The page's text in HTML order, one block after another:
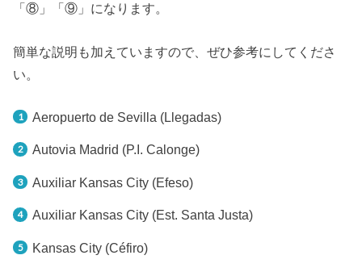
「⑧」「⑨」になります。
簡単な説明も加えていますので、ぜひ参考にしてくださ
い。
Aeropuerto de Sevilla (Llegadas)
Autovia Madrid (P.I. Calonge)
Auxiliar Kansas City (Efeso)
Auxiliar Kansas City (Est. Santa Justa)
Kansas City (Céfiro)